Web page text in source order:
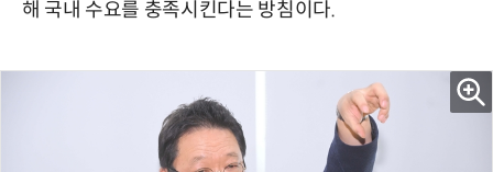
해 국내 수요를 충족시킨다는 방침이다.